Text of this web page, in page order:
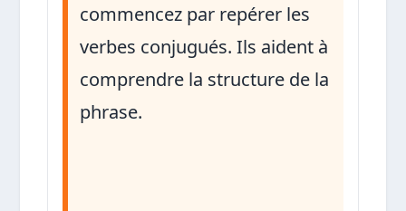
commencez par repérer les
verbes conjugués. Ils aident à
comprendre la structure de la
phrase.